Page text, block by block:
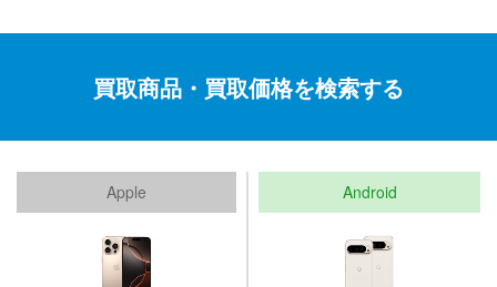
買取商品・買取価格を検索する
Apple Android